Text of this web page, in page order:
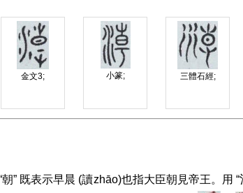
金文3; 小篆; 三體石經;
朝” 既表示早晨 (讀zhāo)也指大臣朝見帝王。用 “